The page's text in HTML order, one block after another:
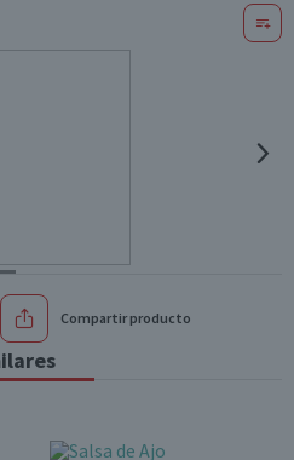
Compartir producto